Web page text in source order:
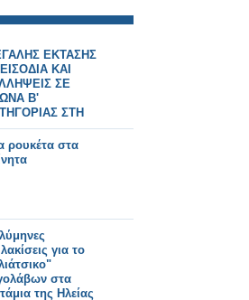
ΕΚΤΑΣΗΣ
ΚΑΙ
ΣΕ
Β'
ΣΤΗ
*ΒΙΝΤΕΟ*
ρουκέτα στα
για το
στα
της Ηλείας